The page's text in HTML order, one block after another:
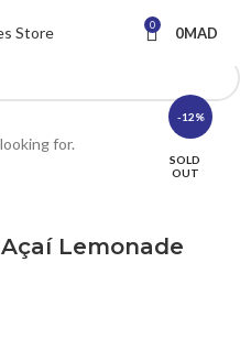
0 0MAD
-12%
SOLD
OUT
Lemonade
for.